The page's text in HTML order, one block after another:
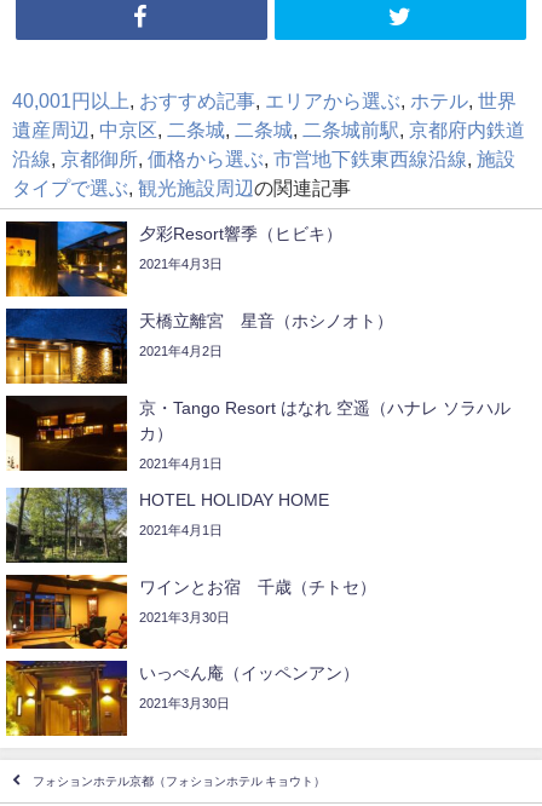
40,001円以上, おすすめ記事, エリアから選ぶ, ホテル, 世界
遺産周辺 , 中京区, 二条城, 二条城, 二条城前駅, 京都府内鉄道
沿線, 京都御所, 価格から選ぶ, 市営地下鉄東西線沿線, 施設
タイプで選ぶ, 観光施設周辺の関連記事
夕彩Resort響季（ヒビキ）
2021年4月3日
天橋立離宮 星音（ホシノオト）
2021年4月2日
京・Tango Resort はなれ 空遥（ハナレ ソラハル
カ）
2021年4月1日
HOTEL HOLIDAY HOME
2021年4月1日
ワインとお宿 千歳（チトセ）
2021年3月30日
いっぺん庵（イッペンアン）
2021年3月30日
フォションホテル京都（フォションホテル キョウト）